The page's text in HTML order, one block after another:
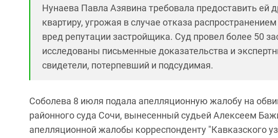
Нунаева Павла Азявина требовала предоставить ей
квартиру, угрожая в случае отказа
вред репутации застройщика. Суд провел более 50
исследованы письменные доказательства и
свидетели, потерпевший и подсудимая.
Соболева 8 июля подала апелляционную жалобу на
районного суда Сочи, вынесенный судьей Алексеем
апелляционной жалобы корреспонденту "Кавказского